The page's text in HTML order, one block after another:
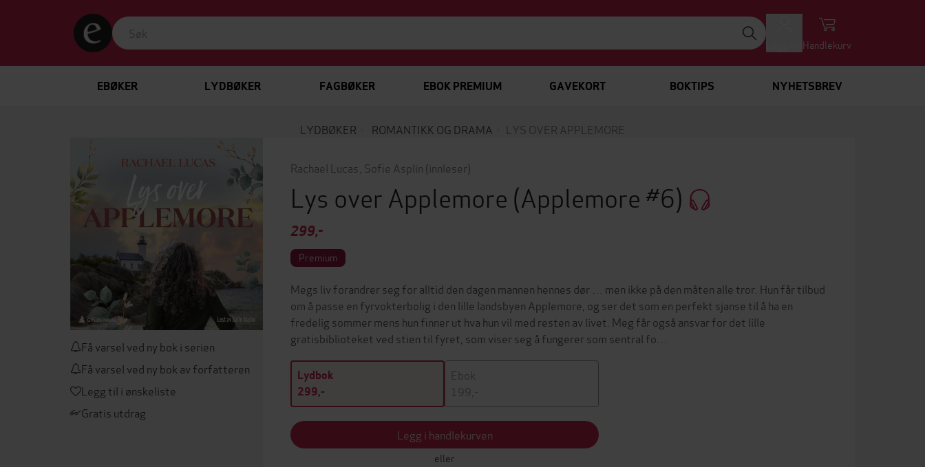
Handlekurv
EBØKER LYDBØKER FAGBØKER EBOK PREMIUM GAVEKORT BOKTIPS NYHETSBREV
LYDBØKER ROMANTIKK OG DRAMA LYS OVER APPLEMORE
Få varsel ved ny bok i serien
Få varsel ved ny bok av forfatteren
Legg til i ønskeliste
Gratis utdrag
Rachael Lucas Sofie Asplin (innleser)
Lys over Applemore (Applemore #6)
299,-
Premium
Megs liv forandrer seg for alltid den dagen mannen hennes dør … men ikke på den måten alle tror. Hun får tilbud
om å passe en fyrvokterbolig i den lille landsbyen Applemore, og ser det som en perfekt sjanse til å ha en
fredelig sommer mens hun finner ut hva hun vil med resten av livet. Meg får også ansvar for det lille
gratisbiblioteket ved stien til fyret, som viser seg å fungerer som sentral fo…
Lydbok
299,-
Ebok
199,-
Legg i handlekurven
eller